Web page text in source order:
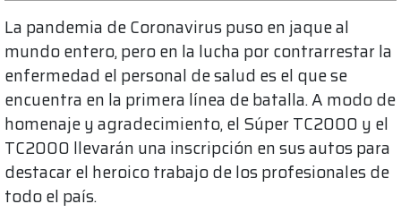
La pandemia de Coronavirus puso en jaque al
mundo entero, pero en la lucha por contrarrestar la
enfermedad el personal de salud es el que se
encuentra en la primera línea de batalla. A modo de
homenaje y agradecimiento, el Súper TC2000 y el
TC2000 llevarán una inscripción en sus autos para
destacar el heroico trabajo de los profesionales de
todo el país.